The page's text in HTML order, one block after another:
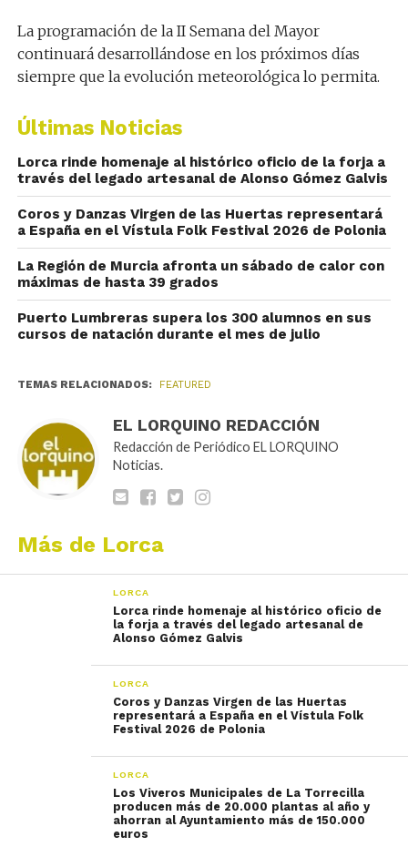
La programación de la II Semana del Mayor
continuará desarrollándose en los próximos días
siempre que la evolución meteorológica lo permita.
Últimas Noticias
Lorca rinde homenaje al histórico oficio de la forja a
través del legado artesanal de Alonso Gómez Galvis
Coros y Danzas Virgen de las Huertas representará
a España en el Vístula Folk Festival 2026 de Polonia
La Región de Murcia afronta un sábado de calor con
máximas de hasta 39 grados
Puerto Lumbreras supera los 300 alumnos en sus
cursos de natación durante el mes de julio
TEMAS RELACIONADOS: FEATURED
EL LORQUINO REDACCIÓN
Redacción de Periódico EL LORQUINO
Noticias.
Más de Lorca
LORCA
Lorca rinde homenaje al histórico oficio de
la forja a través del legado artesanal de
Alonso Gómez Galvis
LORCA
Coros y Danzas Virgen de las Huertas
representará a España en el Vístula Folk
Festival 2026 de Polonia
LORCA
Los Viveros Municipales de La Torrecilla
producen más de 20.000 plantas al año y
ahorran al Ayuntamiento más de 150.000
euros